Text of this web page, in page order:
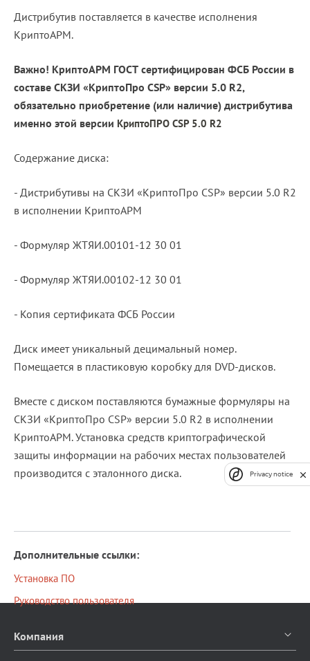
Дистрибутив поставляется в качестве исполнения
КриптоАРМ.
Важно! КриптоАРМ ГОСТ сертифицирован ФСБ России в
составе СКЗИ «КриптоПро CSP» версии 5.0 R2,
обязательно приобретение (или наличие) дистрибутива
именно этой версии КриптоПРО CSP 5.0 R2
Содержание диска:
- Дистрибутивы на СКЗИ «КриптоПро CSP» версии 5.0 R2
в исполнении КриптоАРМ
- Формуляр ЖТЯИ.00101-12 30 01
- Формуляр ЖТЯИ.00102-12 30 01
- Копия сертификата ФСБ России
Диск имеет уникальный децимальный номер.
Помещается в пластиковую коробку для DVD-дисков.
Вместе с диском поставляются бумажные формуляры на
СКЗИ «КриптоПро CSP» версии 5.0 R2 в исполнении
КриптоАРМ. Установка средств криптографической
защиты информации на рабочих местах пользователей
производится с эталонного диска.
Дополнительные ссылки:
Установка ПО
Руководство пользователя
Компания
Privacy notice